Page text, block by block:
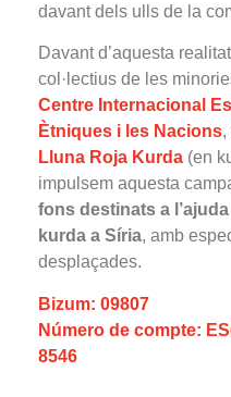
davant dels ulls de la
Davant d’aquesta
col·lectius de les
Centre Internacional
Ètniques i les Nacions,
Lluna Roja Kurda (en
impulsem aquesta
fons destinats a
kurda a Síria, amb
desplaçades.
Bizum: 09807
Número de compte:
8546